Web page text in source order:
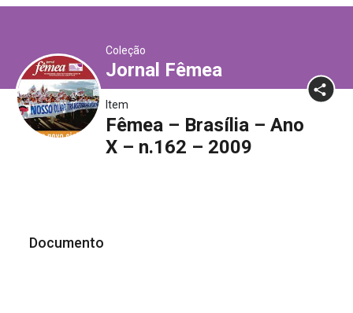
Coleção
Jornal Fêmea
Item
Fêmea – Brasília – Ano
X – n.162 – 2009
Documento